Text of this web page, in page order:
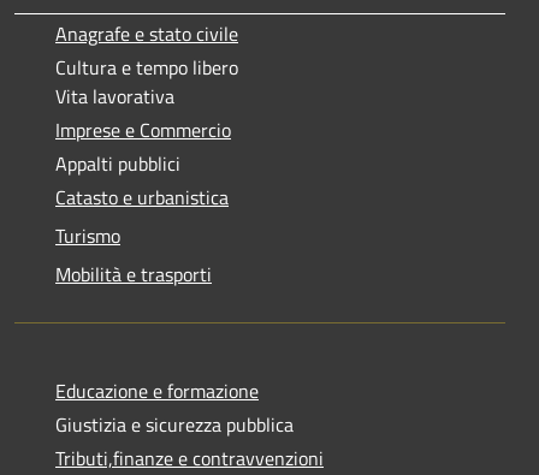
Anagrafe e stato civile
Cultura e tempo libero
Vita lavorativa
Imprese e Commercio
Appalti pubblici
Catasto e urbanistica
Turismo
Mobilità e trasporti
Educazione e formazione
Giustizia e sicurezza pubblica
Tributi,finanze e contravvenzioni